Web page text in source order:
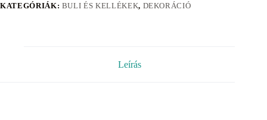
KATEGÓRIÁK: BULI ÉS KELLÉKEK, DEKORÁCIÓ
Leírás